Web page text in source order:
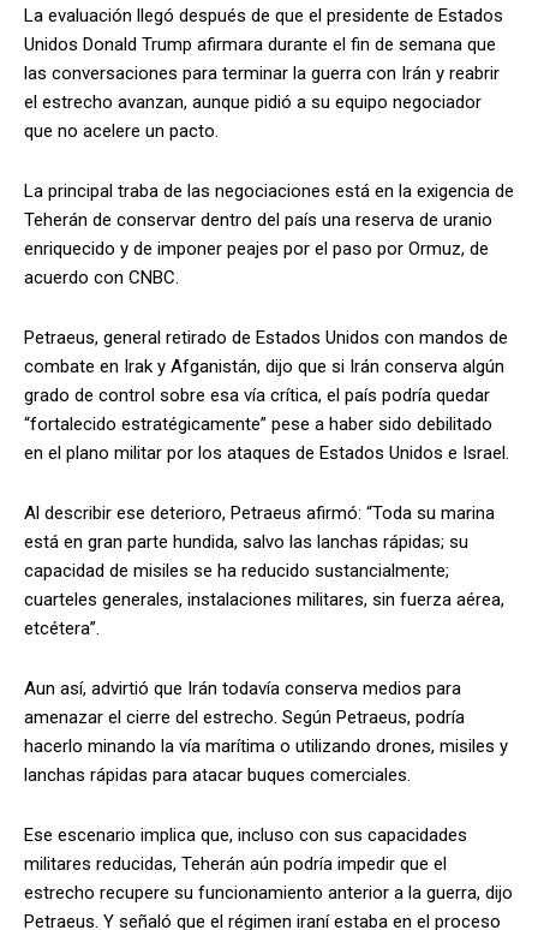
La evaluación llegó después de que el presidente de Estados
Unidos Donald Trump afirmara durante el fin de semana que
las conversaciones para terminar la guerra con Irán y reabrir
el estrecho avanzan, aunque pidió a su equipo negociador
que no acelere un pacto.
La principal traba de las negociaciones está en la exigencia de
Teherán de conservar dentro del país una reserva de uranio
enriquecido y de imponer peajes por el paso por Ormuz, de
acuerdo con CNBC.
Petraeus, general retirado de Estados Unidos con mandos de
combate en Irak y Afganistán, dijo que si Irán conserva algún
grado de control sobre esa vía crítica, el país podría quedar
“fortalecido estratégicamente” pese a haber sido debilitado
en el plano militar por los ataques de Estados Unidos e Israel.
Al describir ese deterioro, Petraeus afirmó: “Toda su marina
está en gran parte hundida, salvo las lanchas rápidas; su
capacidad de misiles se ha reducido sustancialmente;
cuarteles generales, instalaciones militares, sin fuerza aérea,
etcétera”.
Aun así, advirtió que Irán todavía conserva medios para
amenazar el cierre del estrecho. Según Petraeus, podría
hacerlo minando la vía marítima o utilizando drones, misiles y
lanchas rápidas para atacar buques comerciales.
Ese escenario implica que, incluso con sus capacidades
militares reducidas, Teherán aún podría impedir que el
estrecho recupere su funcionamiento anterior a la guerra, dijo
Petraeus. Y señaló que el régimen iraní estaba en el proceso